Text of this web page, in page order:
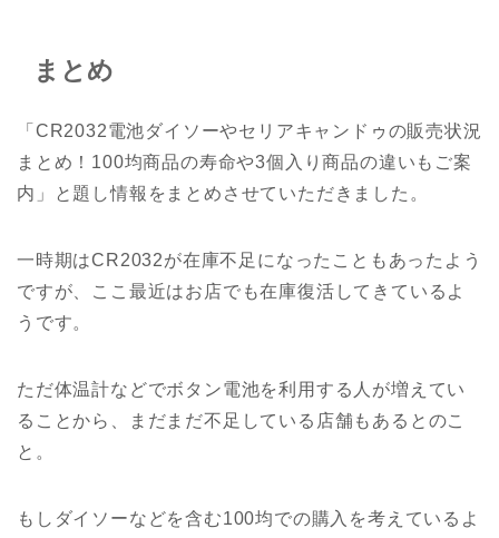
まとめ
「CR2032電池ダイソーやセリアキャンドゥの販売状況
まとめ！100均商品の寿命や3個入り商品の違いもご案
内」と題し情報をまとめさせていただきました。
一時期はCR2032が在庫不足になったこともあったよう
ですが、ここ最近はお店でも在庫復活してきているよ
うです。
ただ体温計などでボタン電池を利用する人が増えてい
ることから、まだまだ不足している店舗もあるとのこ
と。
もしダイソーなどを含む100均での購入を考えているよ